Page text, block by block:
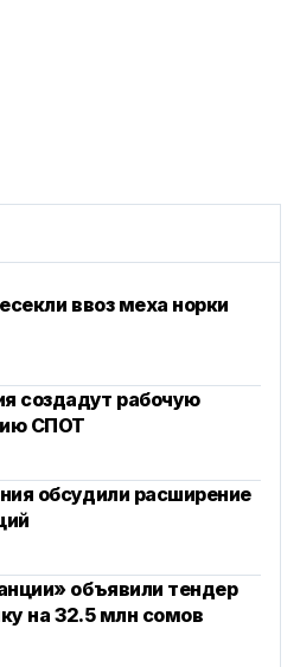
ввоз меха норки
создадут рабочую
СПОТ
обсудили расширение
объявили тендер
на 32.5 млн сомов